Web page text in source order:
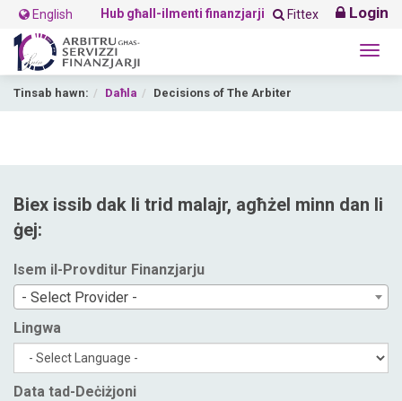
English Hub għall-ilmenti finanzjarji Fittex Login
Tinsab hawn: Daħla Decisions of The Arbiter
Biex issib dak li trid malajr, agħżel minn dan li
ġej:
Isem il-Provditur Finanzjarju
- Select Provider -
Lingwa
Data tad-Deċiżjoni